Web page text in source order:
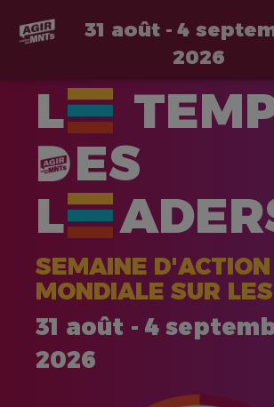
contenu
31 août - 4
2026
L
ES
L
SEMAINE D'ACTION
MONDIALE SUR
31 août - 4
2026